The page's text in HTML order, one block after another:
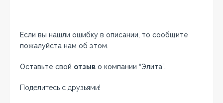
Если вы нашли ошибку в описании, то сообщите
пожалуйста нам об этом.
Оставьте свой отзыв о компании “Элита”.
Поделитесь с друзьями!